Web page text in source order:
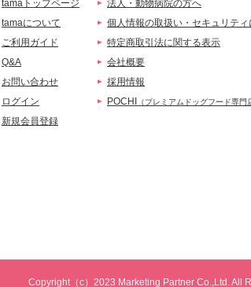
tamaトップページ
tamaについて
ご利用ガイド
Q&A
お問い合わせ
ログイン
新規会員登録
法人・動物病院の方へ
個人情報の取扱い・セキュリティ
特定商取引法に関する表示
会社概要
採用情報
POCHI
（プレミアムドッグフード専門
Copyright（c）2023 Marketing Partner Co.,Ltd. All